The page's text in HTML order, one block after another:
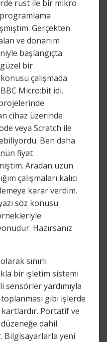
rust ile bir mikro
Gerçekten
ve donanım
başlangıçta
bir
çalışmada
Micro:bit idi.
cihaz üzerinde
veya Scratch ile
Ben daha
fiyat
Aradan uzun
çalışmaları kalıcı
karar verdim.
söz konusu
Hazırsanız
sınırlı
bir işletim sistemi
yardımıyla
gibi işlerde
kartlardır. Portatif ve
dahil
Bilgisayarlarla yeni